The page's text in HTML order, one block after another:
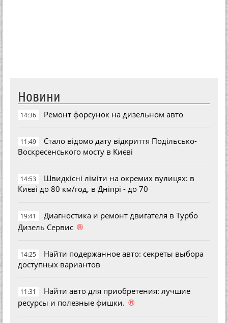
Новини
14:36 Ремонт форсунок на дизельном авто
11:49
Стало відомо дату відкриття Подільсько-
Воскресенського мосту в Києві
14:53
Швидкісні ліміти на окремих вулицях: в
Києві до 80 км/год, в Дніпрі - до 70
19:41
Диагностика и ремонт двигателя в Турбо
Дизель Сервис ®
14:25
Найти подержанное авто: секреты выбора
доступных вариантов
11:31
Найти авто для приобретения: лучшие
ресурсы и полезные фишки. ®